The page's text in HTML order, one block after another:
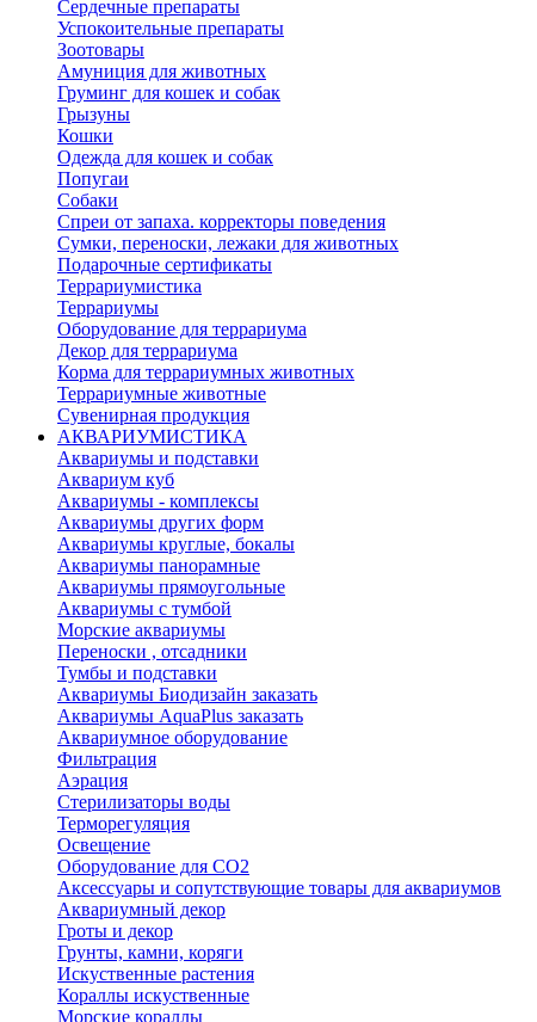
Сердечные препараты
Успокоительные препараты
Зоотовары
Амуниция для животных
Груминг для кошек и собак
Грызуны
Кошки
Одежда для кошек и собак
Попугаи
Собаки
Спреи от запаха. корректоры поведения
Сумки, переноски, лежаки для животных
Подарочные сертификаты
Террариумистика
Террариумы
Оборудование для террариума
Декор для террариума
Корма для террариумных животных
Террариумные животные
Сувенирная продукция
АКВАРИУМИСТИКА
Аквариумы и подставки
Аквариум куб
Аквариумы - комплексы
Аквариумы других форм
Аквариумы круглые, бокалы
Аквариумы панорамные
Аквариумы прямоугольные
Аквариумы с тумбой
Морские аквариумы
Переноски , отсадники
Тумбы и подставки
Аквариумы Биодизайн заказать
Аквариумы AquaPlus заказать
Аквариумное оборудование
Фильтрация
Аэрация
Стерилизаторы воды
Терморегуляция
Освещение
Оборудование для CO2
Аксессуары и сопутствующие товары для аквариумов
Аквариумный декор
Гроты и декор
Грунты, камни, коряги
Искуственные растения
Кораллы искуственные
Морские кораллы